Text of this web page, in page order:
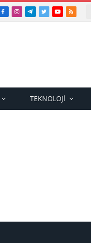
Facebook
Instagram
Telegram
TwitterYouTube
RSS
TEKNOLOJI